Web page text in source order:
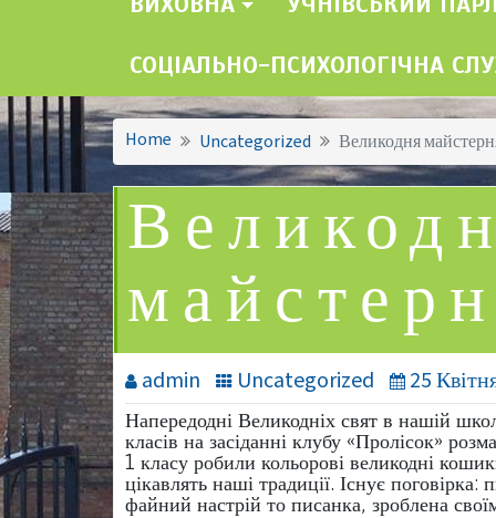
СОЦІАЛЬНО-ПСИХОЛОГІЧНА
Home Uncategorized Великодня
admin Uncategorized 25
Напередодні Великодніх свят в нашій
класів на засіданні клубу «Пролісок»
1 класу робили кольорові великодні
цікавлять наші традиції. Існує
файний настрій то писанка, зроблена